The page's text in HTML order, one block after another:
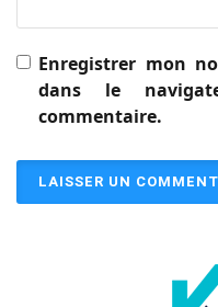
Enregistrer mon
dans le
commentaire.